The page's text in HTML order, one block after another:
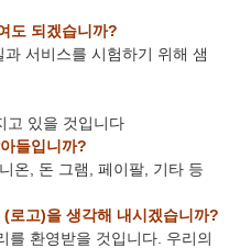
도 되겠습니까?
서비스를 시험하기 위해 샘
고 있을 것입니다
들입니까?
온, 돈 그램, 페이팔, 기타 등
로고)을 생각해 내시겠습니까?
를 환영받을 것입니다. 우리의